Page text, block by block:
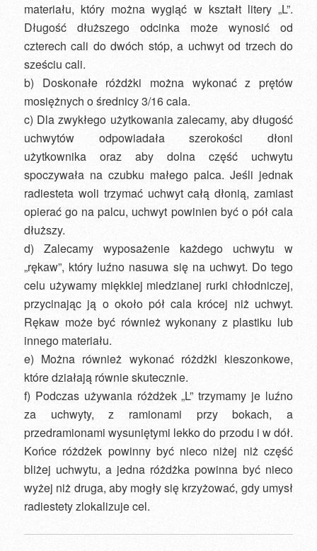
materiału, który można wygiąć w kształt litery „L”.
Długość dłuższego odcinka może wynosić od
czterech cali do dwóch stóp, a uchwyt od trzech do
sześciu cali.
b) Doskonałe różdżki można wykonać z prętów
mosiężnych o średnicy 3/16 cala.
c) Dla zwykłego użytkowania zalecamy, aby długość
uchwytów odpowiadała szerokości dłoni
użytkownika oraz aby dolna część uchwytu
spoczywała na czubku małego palca. Jeśli jednak
radiesteta woli trzymać uchwyt całą dłonią, zamiast
opierać go na palcu, uchwyt powinien być o pół cala
dłuższy.
d) Zalecamy wyposażenie każdego uchwytu w
„rękaw”, który luźno nasuwa się na uchwyt. Do tego
celu używamy miękkiej miedzianej rurki chłodniczej,
przycinając ją o około pół cala krócej niż uchwyt.
Rękaw może być również wykonany z plastiku lub
innego materiału.
e) Można również wykonać różdżki kieszonkowe,
które działają równie skutecznie.
f) Podczas używania różdżek „L” trzymamy je luźno
za uchwyty, z ramionami przy bokach, a
przedramionami wysuniętymi lekko do przodu i w dół.
Końce różdżek powinny być nieco niżej niż część
bliżej uchwytu, a jedna różdżka powinna być nieco
wyżej niż druga, aby mogły się krzyżować, gdy umysł
radiestety zlokalizuje cel.